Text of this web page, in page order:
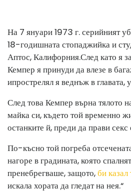
На 7 януари 1973 г. серийният
18-годишната стопаджийка и
Аптос, Калифорния.След като я
Кемпер я принуди да влезе в
ипрострелял я веднъж в главата,
След това Кемпер върна тялото
майка си, където той временно
останките й, преди да прави секс
По-късно той погреба
нагоре в градината, която
пренебрегваше, защото,би казал
искала хората да гледат на нея.“